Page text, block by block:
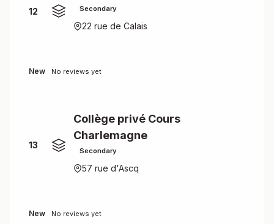
12 Secondary
22 rue de Calais
New No reviews yet
13
Collège privé Cours
Charlemagne
Secondary
57 rue d'Ascq
New No reviews yet